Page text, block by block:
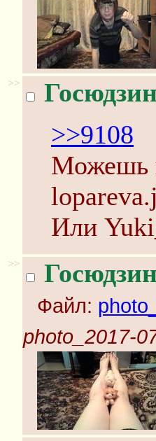
>>
>>9108
Можешь
Или
>>
Файл:
photo_2017-